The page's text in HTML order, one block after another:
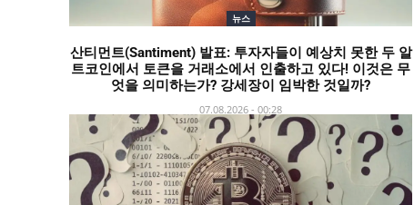
뉴스
산티먼트(Santiment) 발표: 투자자들이 예상치 못한 두 알
트코인에서 토큰을 거래소에서 인출하고 있다! 이것은 무
엇을 의미하는가? 강세장이 임박한 것일까?
07.08.2026 - 00:28